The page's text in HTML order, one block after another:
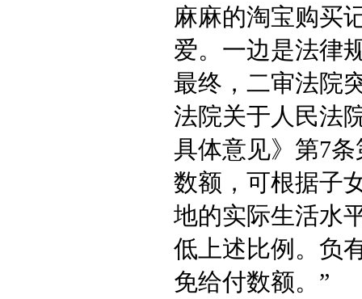
麻麻的淘宝购买
爱。一边是法律
最终，二审法院
法院关于人民法
具体意见》第7
数额，可根据子
地的实际生活水
低上述比例。负
免给付数额。”